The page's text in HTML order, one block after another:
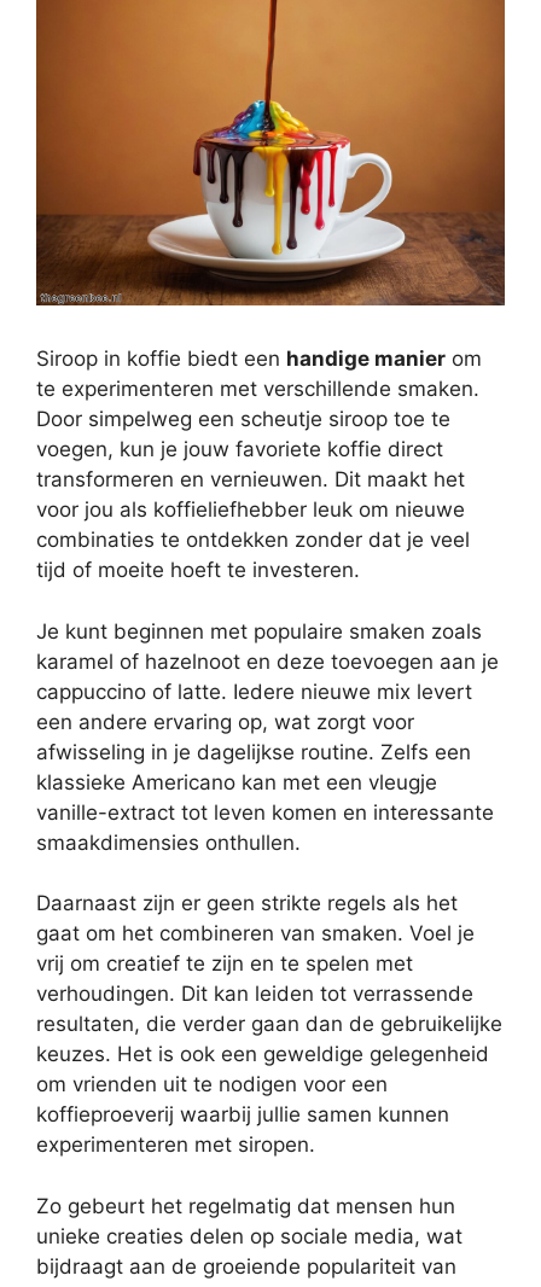
Siroop in koffie biedt een handige manier om
te experimenteren met verschillende smaken.
Door simpelweg een scheutje siroop toe te
voegen, kun je jouw favoriete koffie direct
transformeren en vernieuwen. Dit maakt het
voor jou als koffieliefhebber leuk om nieuwe
combinaties te ontdekken zonder dat je veel
tijd of moeite hoeft te investeren.
Je kunt beginnen met populaire smaken zoals
karamel of hazelnoot en deze toevoegen aan je
cappuccino of latte. Iedere nieuwe mix levert
een andere ervaring op, wat zorgt voor
afwisseling in je dagelijkse routine. Zelfs een
klassieke Americano kan met een vleugje
vanille-extract tot leven komen en interessante
smaakdimensies onthullen.
Daarnaast zijn er geen strikte regels als het
gaat om het combineren van smaken. Voel je
vrij om creatief te zijn en te spelen met
verhoudingen. Dit kan leiden tot verrassende
resultaten, die verder gaan dan de gebruikelijke
keuzes. Het is ook een geweldige gelegenheid
om vrienden uit te nodigen voor een
koffieproeverij waarbij jullie samen kunnen
experimenteren met siropen.
Zo gebeurt het regelmatig dat mensen hun
unieke creaties delen op sociale media, wat
bijdraagt aan de groeiende populariteit van